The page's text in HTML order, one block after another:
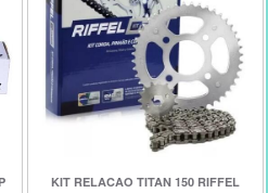
KIT RELACAO TITAN 150 RIFFEL